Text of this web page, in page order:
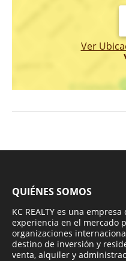
Ver
QUIÉNES SOMOS
KC REALTY es una
experiencia en el mercado
organizaciones
destino de inversión y
venta, alquiler y